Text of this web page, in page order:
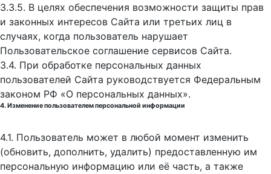
3.3.5. В целях обеспечения возможности защиты прав
и законных интересов Сайта или третьих лиц в
случаях, когда пользователь нарушает
Пользовательское соглашение сервисов Сайта.
3.4. При обработке персональных данных
пользователей Сайта руководствуется Федеральным
законом РФ «О персональных данных».
4. Изменение пользователем персональной информации
4.1. Пользователь может в любой момент изменить
(обновить, дополнить, удалить) предоставленную им
персональную информацию или её часть, а также